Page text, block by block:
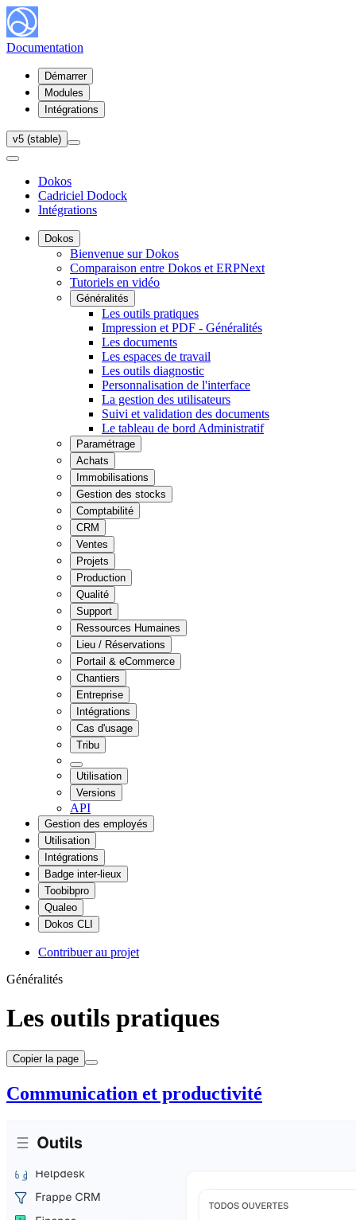
Documentation
Démarrer
Modules
Intégrations
v5 (stable)
Dokos
Cadriciel Dodock
Intégrations
Dokos
Bienvenue sur Dokos
Comparaison entre Dokos et ERPNext
Tutoriels en vidéo
Généralités
Les outils pratiques
Impression et PDF - Généralités
Les documents
Les espaces de travail
Les outils diagnostic
Personnalisation de l'interface
La gestion des utilisateurs
Suivi et validation des documents
Le tableau de bord Administratif
Paramétrage
Achats
Immobilisations
Gestion des stocks
Comptabilité
CRM
Ventes
Projets
Production
Qualité
Support
Ressources Humaines
Lieu / Réservations
Portail & eCommerce
Chantiers
Entreprise
Intégrations
Cas d'usage
Tribu
Utilisation
Versions
API
Gestion des employés
Utilisation
Intégrations
Badge inter-lieux
Toobibpro
Qualeo
Dokos CLI
Contribuer au projet
Généralités
Les outils pratiques
Copier la page
Communication et productivité